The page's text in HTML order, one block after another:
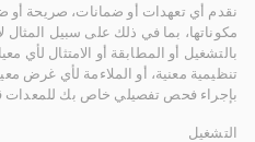
نقدم أي تعهدات أو ضمانات، صريحة أو
مكوناتها، بما في ذلك على سبيل
بالتشغيل أو المطابقة أو الامتثال لأي
تنظيمية معنية، أو الملاءمة لأي غرض
بإجراء فحص تفصيلي خاص بك للمعدات
التشغيل